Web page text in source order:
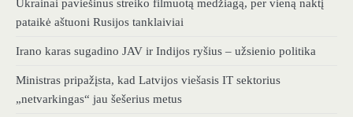
Ukrainai paviešinus streiko filmuotą medžiagą, per vieną naktį
pataikė aštuoni Rusijos tanklaiviai
Irano karas sugadino JAV ir Indijos ryšius – užsienio politika
Ministras pripažįsta, kad Latvijos viešasis IT sektorius
„netvarkingas“ jau šešerius metus